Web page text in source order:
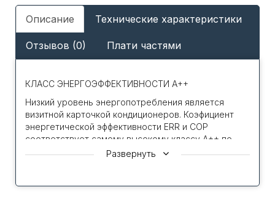
Описание Технические характеристики
Отзывов (0) Плати частями
КЛАСС ЭНЕРГОЭФФЕКТИВНОСТИ A++
Низкий уровень энергопотребления является
визитной карточкой кондиционеров. Коэфициент
энергетической эффективности ERR и COP
соответствует самому высокому классу A++ по
международной классификации европейской
Развернуть